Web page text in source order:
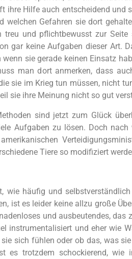
ihre Hilfe auch entscheidend
welchen Gefahren sie dort
treu und pflichtbewusst zur
gar keine Aufgaben dieser Art.
sie gerade keinen Einsatz
man dort anmerken, dass
sie im Krieg tun müssen, nicht
sie ihre Meinung nicht so gut
sind jetzt zum Glück
Aufgaben zu lösen. Doch
Tiere so modifiziert
wie häufig und
ist es leider keine allzu große
und ausbeutendes,
instrumentalisiert und eher wie
sich fühlen oder ob das, was
es trotzdem schockierend, wie